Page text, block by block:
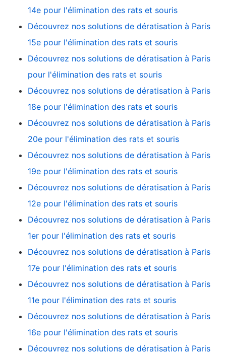
14e pour l'élimination des rats et souris
Découvrez nos solutions de dératisation à Paris
15e pour l'élimination des rats et souris
Découvrez nos solutions de dératisation à Paris
pour l'élimination des rats et souris
Découvrez nos solutions de dératisation à Paris
18e pour l'élimination des rats et souris
Découvrez nos solutions de dératisation à Paris
20e pour l'élimination des rats et souris
Découvrez nos solutions de dératisation à Paris
19e pour l'élimination des rats et souris
Découvrez nos solutions de dératisation à Paris
12e pour l'élimination des rats et souris
Découvrez nos solutions de dératisation à Paris
1er pour l'élimination des rats et souris
Découvrez nos solutions de dératisation à Paris
17e pour l'élimination des rats et souris
Découvrez nos solutions de dératisation à Paris
11e pour l'élimination des rats et souris
Découvrez nos solutions de dératisation à Paris
16e pour l'élimination des rats et souris
Découvrez nos solutions de dératisation à Paris